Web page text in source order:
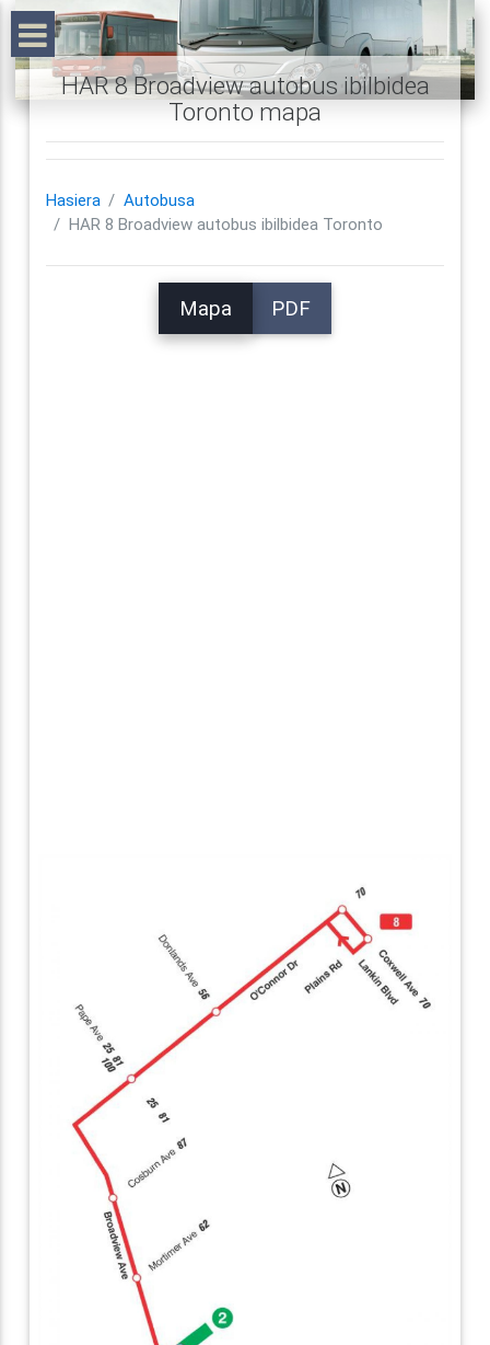
HAR 8 Broadview autobus ibilbidea
Toronto mapa
Hasiera
Autobusa
HAR 8 Broadview autobus ibilbidea Toronto
Mapa PDF